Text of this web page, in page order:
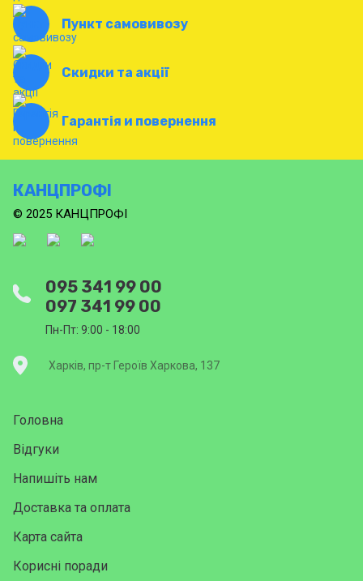
Пункт самовивозу
Скидки та акції
Гарантія и повернення
КАНЦПРОФІ
© 2025 КАНЦПРОФІ
095 341 99 00
097 341 99 00
Пн-Пт: 9:00 - 18:00
Харків, пр-т Героїв Харкова, 137
Головна
Відгуки
Напишіть нам
Доставка та оплата
Карта сайта
Корисні поради